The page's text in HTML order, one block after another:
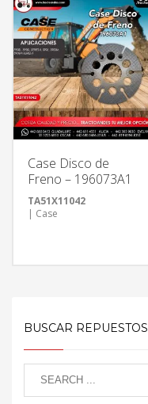
Case Disco de
Freno – 196073A1
TA51X11042
| Case
BUSCAR REPUESTOS